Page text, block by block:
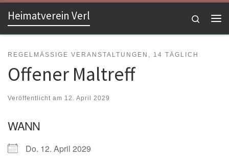
Zum Inhalt springen
Heimatverein Verl
Search
REGELMÄSSIGE VERANSTALTUNGEN, 14 TÄGLICH
Offener Maltreff
Veröffentlicht am 12. April 2029
WANN
Do. 12. April 2029